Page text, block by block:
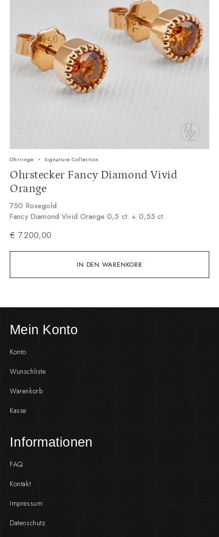
IN DEN WARENKORB
Ohrringe Signature Collection
Ohrstecker Fancy Diamond Vivid
Orange
750 Rosegold
Fancy Diamond Vivid Orange 0,5 ct. + 0,55 ct.
€ 7.200,00
Mein Konto
Konto
Wunschliste
Warenkorb
Kasse
Informationen
FAQ
Kontakt
Impressum
Datenschutz